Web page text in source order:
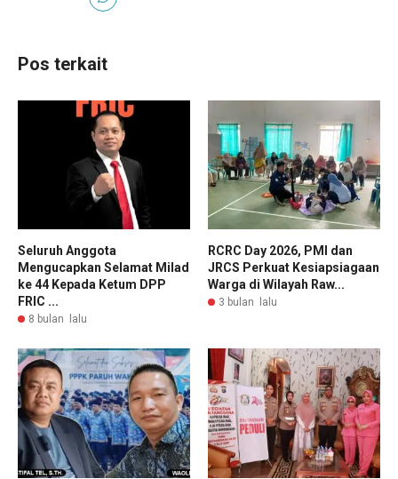
Pos terkait
Seluruh Anggota
Mengucapkan Selamat Milad
ke 44 Kepada Ketum DPP
FRIC ...
8 bulan lalu
RCRC Day 2026, PMI dan
JRCS Perkuat Kesiapsiagaan
Warga di Wilayah Raw...
3 bulan lalu